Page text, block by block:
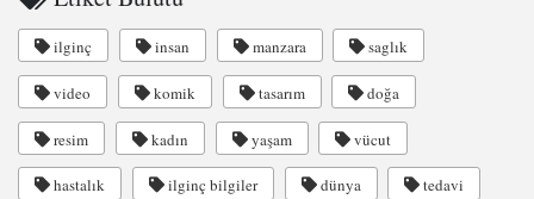
ilginç insan manzara saglık
video komik tasarım doğa
resim kadın yaşam vücut
hastalık ilginç bilgiler dünya tedavi